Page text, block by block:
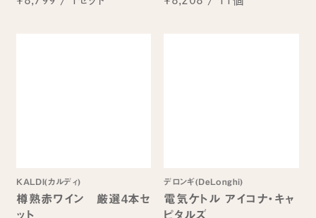
KALDI(カルディ)
樽熟赤ワイン 厳選4本セ
ット
デロンギ(DeLonghi)
電気ケトル アイコナ・キャ
ピタルズ